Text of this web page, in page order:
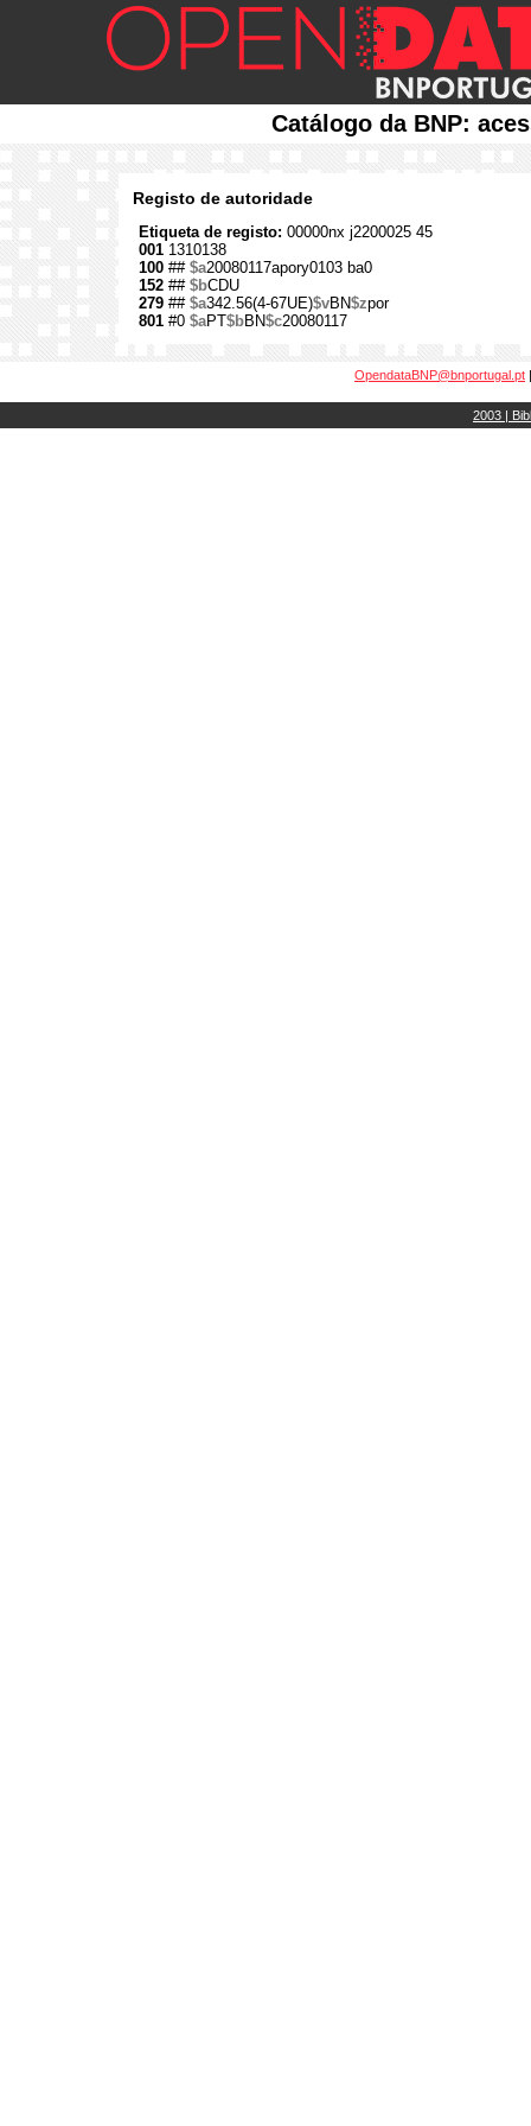
Catálogo da BNP:
Registo de autoridade
Etiqueta de registo: 00000nx j2200025 45
001 1310138
100 ## $a20080117apory0103 ba0
152 ## $bCDU
279 ## $a342.56(4-67UE)$vBN$zpor
801 #0 $aPT$bBN$c20080117
OpendataBNP@bnportugal.pt
2003 |